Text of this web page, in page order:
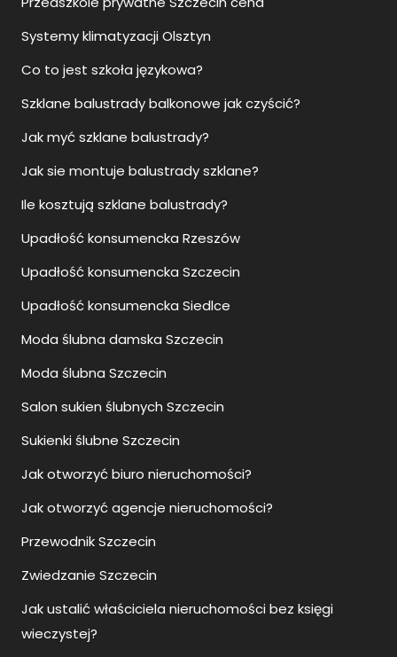
Systemy klimatyzacji Olsztyn
Co to jest szkoła językowa?
Szklane balustrady balkonowe jak czyścić?
Jak myć szklane balustrady?
Jak sie montuje balustrady szklane?
Ile kosztują szklane balustrady?
Upadłość konsumencka Rzeszów
Upadłość konsumencka Szczecin
Upadłość konsumencka Siedlce
Moda ślubna damska Szczecin
Moda ślubna Szczecin
Salon sukien ślubnych Szczecin
Sukienki ślubne Szczecin
Jak otworzyć biuro nieruchomości?
Jak otworzyć agencje nieruchomości?
Przewodnik Szczecin
Zwiedzanie Szczecin
Jak ustalić właściciela nieruchomości bez księgi
wieczystej?